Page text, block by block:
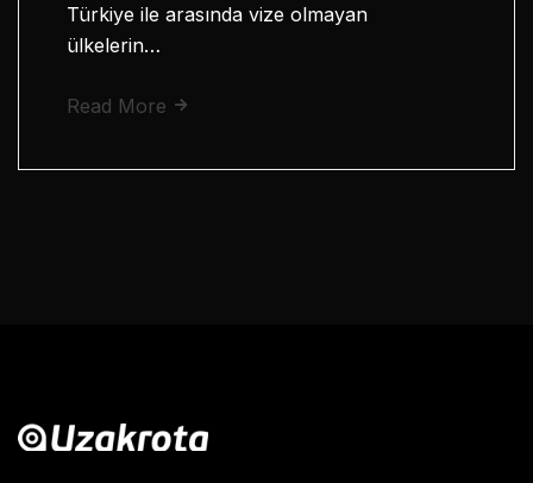
Türkiye ile arasında vize olmayan
ülkelerin…
Read More